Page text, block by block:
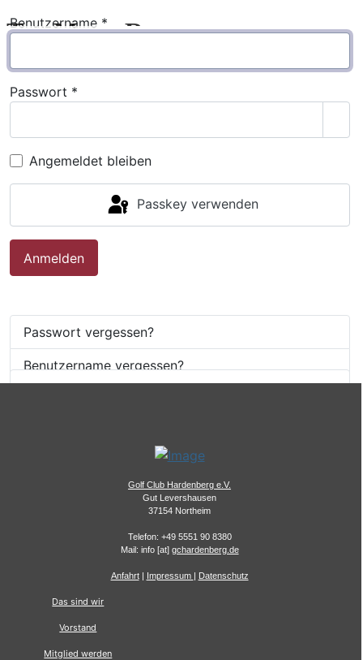
Benutzername *
Passwort *
Angemeldet bleiben
Passkey verwenden
Anmelden
Passwort vergessen?
Benutzername vergessen?
Golf Club Hardenberg e.V.
Gut Levershausen
37154 Northeim
Telefon: +49 5551 90 8380
Mail: info [at] gchardenberg.de
Anfahrt| Impressum | Datenschutz
Das sind wir
Vorstand
Mitglied werden